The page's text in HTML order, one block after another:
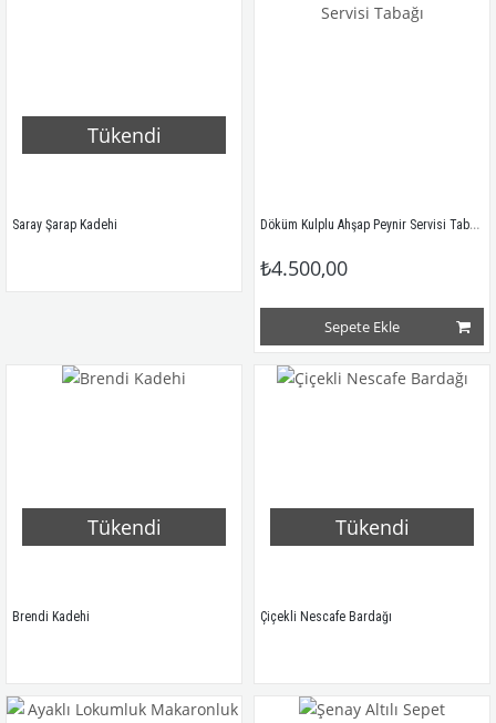
Tükendi
Saray Şarap Kadehi Döküm Kulplu Ahşap Peynir Servisi Tabağı
₺4.500,00
Sepete Ekle
Tükendi
Brendi Kadehi
Tükendi
Çiçekli Nescafe Bardağı